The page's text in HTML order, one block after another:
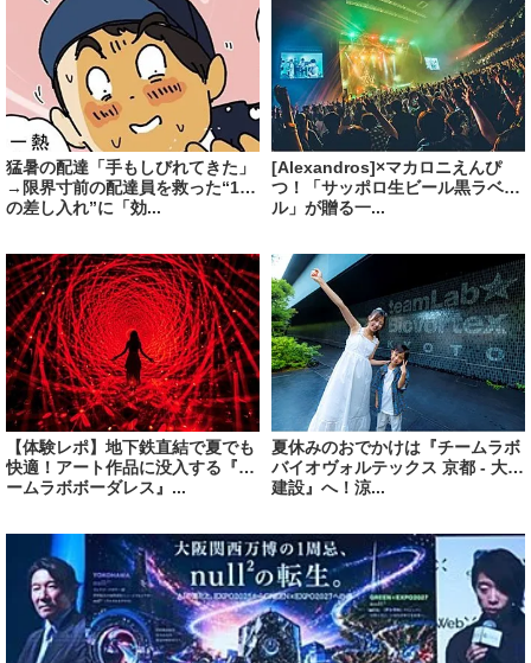
猛暑の配達「手もしびれてきた」
→限界寸前の配達員を救った“1つ
の差し入れ”に「効...
[Alexandros]×マカロニえんぴ
つ！「サッポロ生ビール黒ラベ
ル」が贈る一...
【体験レポ】地下鉄直結で夏でも
快適！アート作品に没入する『チ
ームラボボーダレス』...
夏休みのおでかけは『チームラボ
バイオヴォルテックス 京都 - 大成
建設』へ！涼...